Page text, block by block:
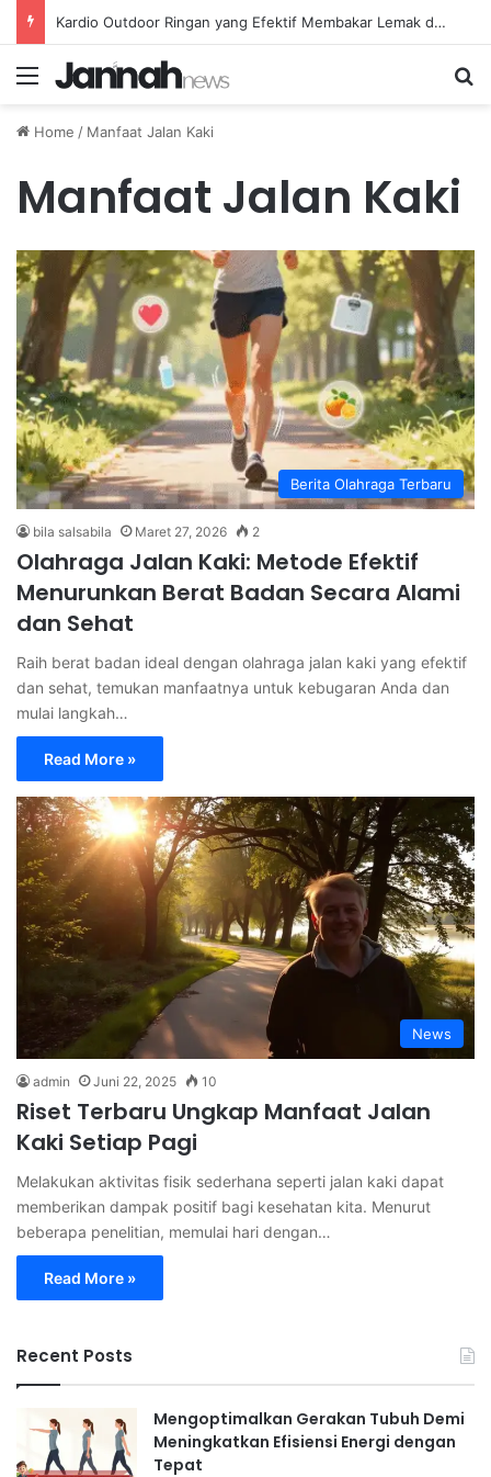
Kardio Outdoor Ringan yang Efektif Membakar Lemak dan Menyegarkan Tubuh Anda
Menu
Home / Manfaat Jalan Kaki
Manfaat Jalan Kaki
Berita Olahraga Terbaru
bila salsabila Maret 27, 2026 2
Olahraga Jalan Kaki: Metode Efektif
Menurunkan Berat Badan Secara Alami
dan Sehat
Raih berat badan ideal dengan olahraga jalan kaki yang efektif
dan sehat, temukan manfaatnya untuk kebugaran Anda dan
mulai langkah…
Read More »
News
admin Juni 22, 2025 10
Riset Terbaru Ungkap Manfaat Jalan
Kaki Setiap Pagi
Melakukan aktivitas fisik sederhana seperti jalan kaki dapat
memberikan dampak positif bagi kesehatan kita. Menurut
beberapa penelitian, memulai hari dengan…
Read More »
Recent Posts
Mengoptimalkan Gerakan Tubuh Demi
Meningkatkan Efisiensi Energi dengan
Tepat